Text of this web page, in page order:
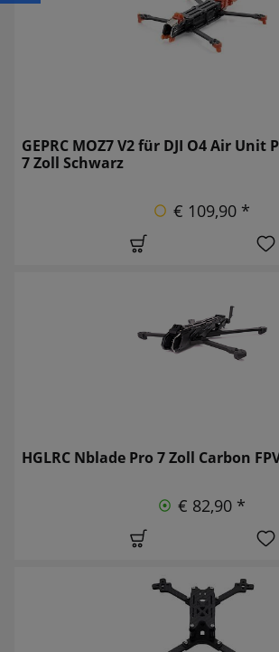
GEPRC MOZ7 V2 für DJI O4 Air Unit
7 Zoll Schwarz
€ 109,90 *
HGLRC Nblade Pro 7 Zoll Carbon
€ 82,90 *